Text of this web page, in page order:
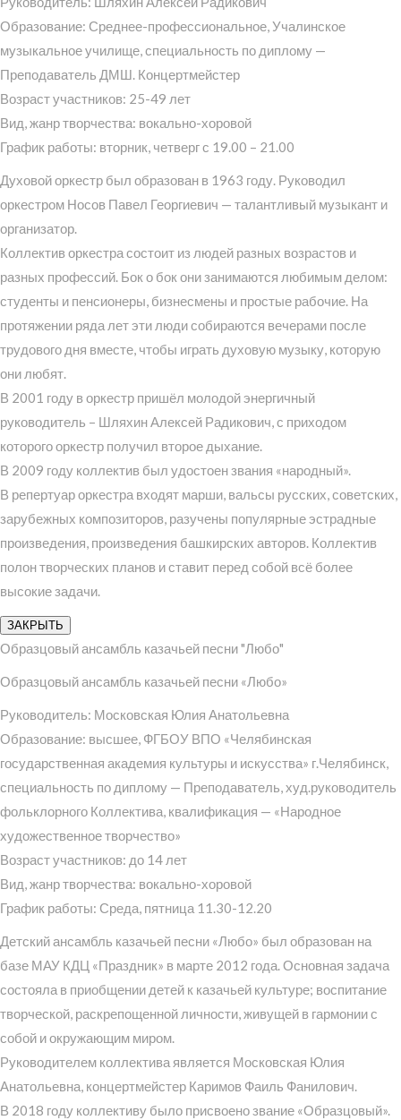
Образование: Среднее-профессиональное, Учалинское
музыкальное училище, специальность по диплому —
Преподаватель ДМШ. Концертмейстер
Возраст участников: 25-49 лет
Вид, жанр творчества: вокально-хоровой
График работы: вторник, четверг с 19.00 – 21.00
Духовой оркестр был образован в 1963 году. Руководил
оркестром Носов Павел Георгиевич — талантливый музыкант и
организатор.
Коллектив оркестра состоит из людей разных возрастов и
разных профессий. Бок о бок они занимаются любимым делом:
студенты и пенсионеры, бизнесмены и простые рабочие. На
протяжении ряда лет эти люди собираются вечерами после
трудового дня вместе, чтобы играть духовую музыку, которую
они любят.
В 2001 году в оркестр пришёл молодой энергичный
руководитель – Шляхин Алексей Радикович, с приходом
которого оркестр получил второе дыхание.
В 2009 году коллектив был удостоен звания «народный».
В репертуар оркестра входят марши, вальсы русских, советских,
зарубежных композиторов, разучены популярные эстрадные
произведения, произведения башкирских авторов. Коллектив
полон творческих планов и ставит перед собой всё более
высокие задачи.
ЗАКРЫТЬ
Образцовый ансамбль казачьей песни "Любо"
Образцовый ансамбль казачьей песни «Любо»
Руководитель: Московская Юлия Анатольевна
Образование: высшее, ФГБОУ ВПО «Челябинская
государственная академия культуры и искусства» г.Челябинск,
специальность по диплому — Преподаватель, худ.руководитель
фольклорного Коллектива, квалификация — «Народное
художественное творчество»
Возраст участников: до 14 лет
Вид, жанр творчества: вокально-хоровой
График работы: Среда, пятница 11.30-12.20
Детский ансамбль казачьей песни «Любо» был образован на
базе МАУ КДЦ «Праздник» в марте 2012 года. Основная задача
состояла в приобщении детей к казачьей культуре; воспитание
творческой, раскрепощенной личности, живущей в гармонии с
собой и окружающим миром.
Руководителем коллектива является Московская Юлия
Анатольевна, концертмейстер Каримов Фаиль Фанилович.
В 2018 году коллективу было присвоено звание «Образцовый».